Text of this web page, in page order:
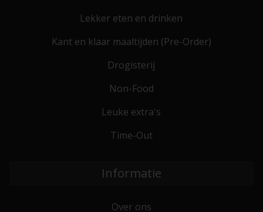
Lekker eten en drinken
Kant en klaar maaltijden (Pre-Order)
Drogisterij
Non-Food
Leuke extra's
Time-Out
Informatie
Over ons